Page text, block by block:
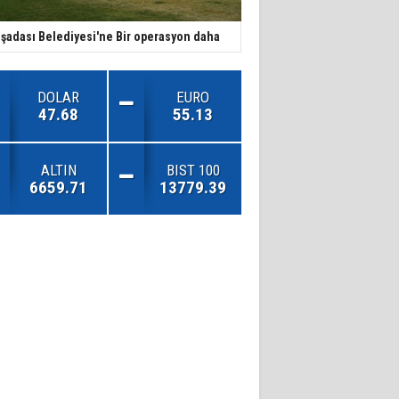
Belediyesi'ne Bir operasyon daha
DOLAR
47.68
EURO
55.13
ALTIN
6659.71
BIST 100
13779.39